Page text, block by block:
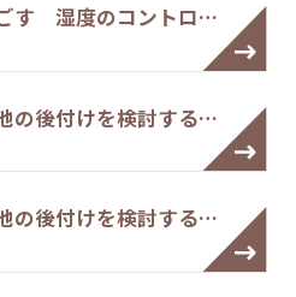
す 湿度のコントロ…
の後付けを検討する…
の後付けを検討する…